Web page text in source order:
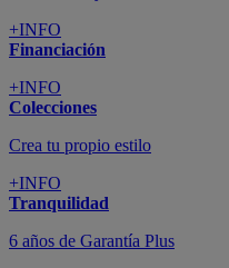
+INFO
Financiación
+INFO
Colecciones
Crea tu propio estilo
+INFO
Tranquilidad
6 años de Garantía Plus